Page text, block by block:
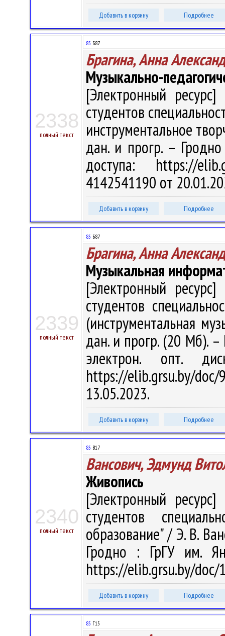
Добавить в корзину Подробнее
2338
полный текст
85 Б87
Брагина, Анна
Музыкально-
[Электронный
студентов
инструментальное
дан. и прогр. –
доступа: https://
4142541190 от
Добавить в корзину Подробнее
2339
полный текст
85 Б87
Брагина, Анна
Музыкальная
[Электронный
студентов
(инструментальная
дан. и прогр. (20 Мб).
электрон. опт.
https://elib.grsu.by/
13.05.2023.
Добавить в корзину Подробнее
2340
полный текст
85 В17
Вансович, Эдмунд
Живопись
[Электронный
студентов
образование" / Э. В.
Гродно : ГрГУ им.
https://elib.grsu.by/
Добавить в корзину Подробнее
85 Г15